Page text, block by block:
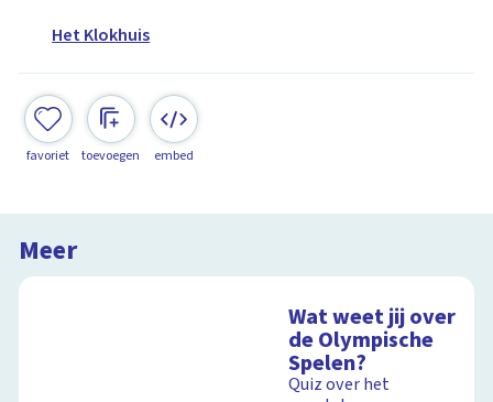
Het Klokhuis
favoriet toevoegen embed
Meer
Wat weet jij over
de Olympische
Spelen?
Quiz over het